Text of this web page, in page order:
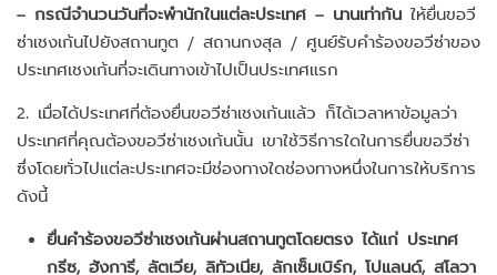
– กรณีจำนวนวันที่จะพำนักในแต่ละประเทศ – นานเท่ากัน ให้ยื่นขอวี
ซ่าเชงเก้นไปยังสถานทูต / สถานกงสุล / ศูนย์รับคำร้องขอวีซ่าของ
ประเทศเชงเก้นที่จะเดินทางเข้าไปเป็นประเทศแรก
2. เมื่อได้ประเทศที่ต้องยื่นขอวีซ่าเชงเก้นแล้ว ก็ได้เวลาหาข้อมูลว่า
ประเทศที่คุณต้องขอวีซ่าเชงเก้นนั้น เขาใช้วิธีการใดในการยื่นขอวีซ่า
ซึ่งโดยทั่วไปแต่ละประเทศจะมีช่องทางใดช่องทางหนึ่งในการให้บริการ
ดังนี้
ยื่นคำร้องขอวีซ่าเชงเก้นผ่านสถานทูตโดยตรง ได้แก่ ประเทศ
กรีซ, ฮังการี, ลัตเวีย, ลิทัวเนีย, ลักเซ็มเบิร์ก, โปแลนด์, สโลวา